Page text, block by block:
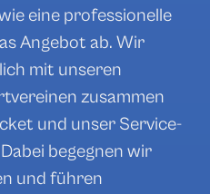
eine professionelle
Angebot ab. Wir
mit unseren
zusammen
und unser Service-
begegnen wir
und führen